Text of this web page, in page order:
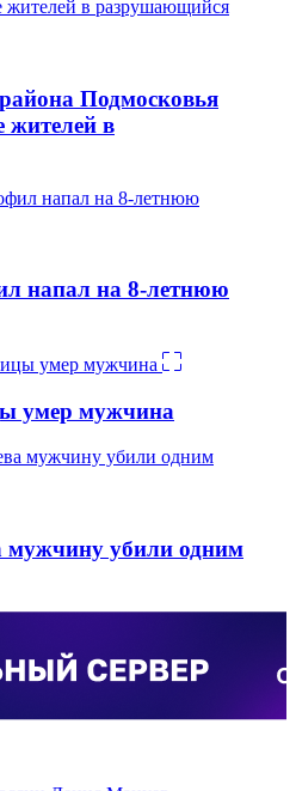
Подмосковья
жителей в
напал на 8-летнюю
умер мужчина
мужчину убили одним